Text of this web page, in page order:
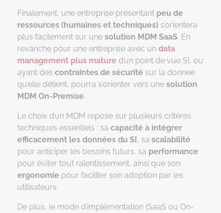
Finalement, une entreprise présentant peu de
ressources (humaines et techniques) s’orientera
plus facilement sur une solution MDM SaaS. En
revanche pour une entreprise avec un data
management plus mature d’un point de vue SI, ou
ayant des contraintes de sécurité sur la donnée
qu’elle détient, pourra s’orienter vers une solution
MDM On-Premise.
Le choix d’un MDM repose sur plusieurs critères
techniques essentiels : sa capacité à intégrer
efficacement les données du SI, sa scalabilité
pour anticiper les besoins futurs, sa performance
pour éviter tout ralentissement, ainsi que son
ergonomie pour faciliter son adoption par les
utilisateurs.
De plus, le mode d’implémentation (SaaS ou On-